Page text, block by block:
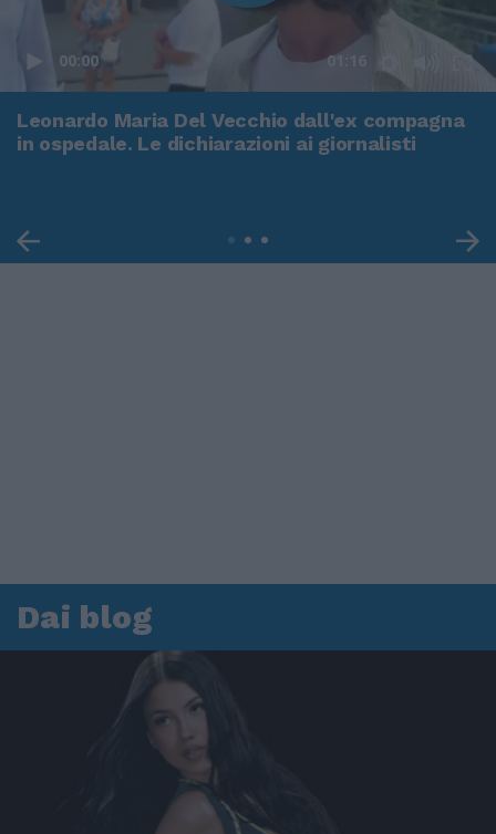
00:00 01:16
Leonardo Maria Del Vecchio dall'ex compagna
in ospedale. Le dichiarazioni ai giornalisti
Dai blog